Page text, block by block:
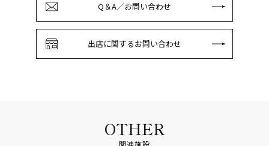
Q＆A／お問い合わせ
出店に関するお問い合わせ
OTHER